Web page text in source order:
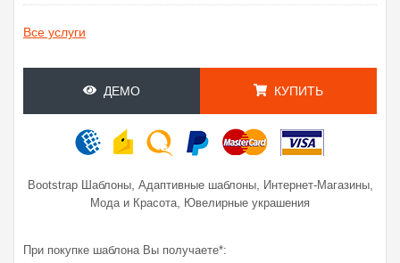
Все услуги
ДЕМО КУПИТЬ
Bootstrap Шаблоны, Адаптивные шаблоны, Интернет-Магазины,
Мода и Красота Ювелирные украшения
При покупке шаблона Вы получаете*: